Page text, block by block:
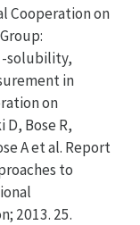
Cooperation on
-solubility,
in
on
D, Bose R,
A et al. Report
to
2013. 25.